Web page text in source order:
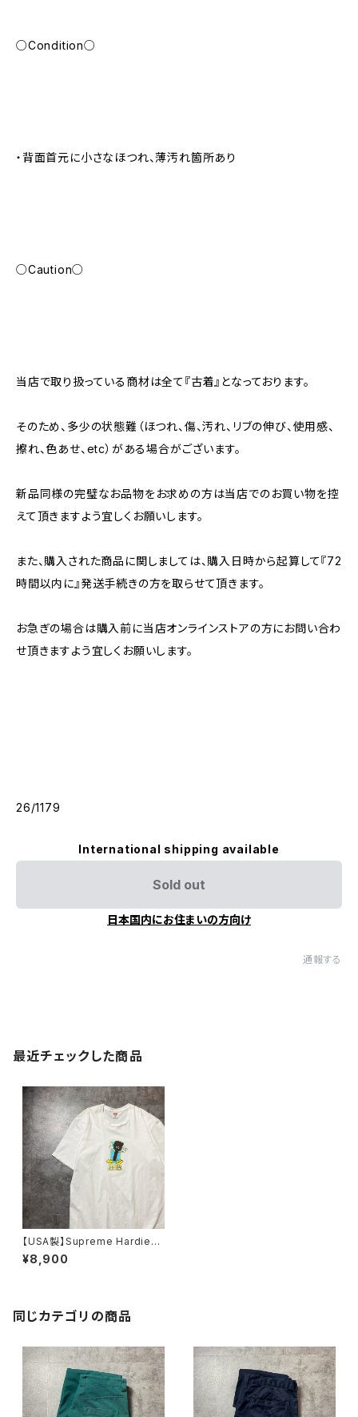
○Condition○
・背面首元に小さなほつれ、薄汚れ箇所あり
○Caution○
当店で取り扱っている商材は全て『古着』となっております。
そのため、多少の状態難（ほつれ、傷、汚れ、リブの伸び、使用感、
擦れ、色あせ、etc）がある場合がございます。
新品同様の完璧なお品物をお求めの方は当店でのお買い物を控
えて頂きますよう宜しくお願いします。
また、購入された商品に関しましては、購入日時から起算して『72
時間以内に』発送手続きの方を取らせて頂きます。
お急ぎの場合は購入前に当店オンラインストアの方にお問い合わ
せ頂きますよう宜しくお願いします。
26/1179
International shipping available
Sold out
日本国内にお住まいの方向け
通報する
最近チェックした商品
【USA製】Supreme Hardies
Bolt シュプリーム グラフィッ
ク プリント ホワイト 白 T
¥8,900
同じカテゴリの商品